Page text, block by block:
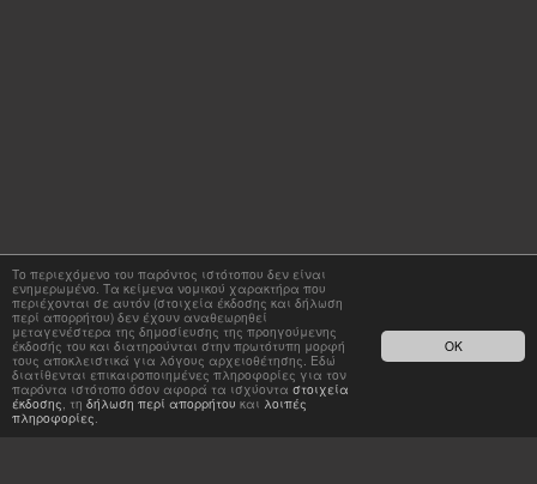
OK
Το περιεχόμενο του παρόντος ιστότοπου δεν είναι
ενημερωμένο. Τα κείμενα νομικού χαρακτήρα που
περιέχονται σε αυτόν (στοιχεία έκδοσης και δήλωση
περί απορρήτου) δεν έχουν αναθεωρηθεί
μεταγενέστερα της δημοσίευσης της προηγούμενης
έκδοσής του και διατηρούνται στην πρωτότυπη μορφή
τους αποκλειστικά για λόγους αρχειοθέτησης. Εδώ
διατίθενται επικαιροποιημένες πληροφορίες για τον
παρόντα ιστότοπο όσον αφορά τα ισχύοντα στοιχεία
έκδοσης, τη δήλωση περί απορρήτου και λοιπές
πληροφορίες.